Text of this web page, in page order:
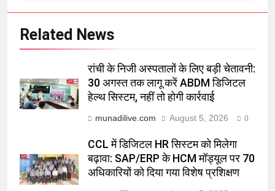
Related News
रांची के निजी अस्पतालों के लिए बड़ी चेतावनी:
30 अगस्त तक लागू करें ABDM डिजिटल
हेल्थ सिस्टम, नहीं तो होगी कार्रवाई
munadilive.com August 5, 2026 0
CCL में डिजिटल HR सिस्टम को मिलेगा
बढ़ावा: SAP/ERP के HCM मॉड्यूल पर 70
अधिकारियों को दिया गया विशेष प्रशिक्षण